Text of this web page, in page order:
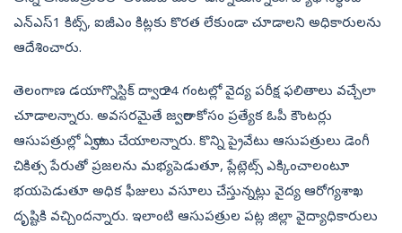
ఎన్‌ఎస్‌1 కిట్స్, ఐజీఎం కిట్లకు కొరత లేకుండా చూడాలని అధికారులను
ఆదేశించారు.
తెలంగాణ డయాగ్నొస్టిక్‌ ద్వారా 24 గంటల్లో వైద్య పరీక్ష ఫలితాలు వచ్చేలా
చూడాలన్నారు. అవసరమైతే జ్వరాల కోసం ప్రత్యేక ఓపీ కౌంటర్లు
ఆసుపత్రుల్లో ఏర్పాటు చేయాలన్నారు. కొన్ని ప్రైవేటు ఆసుపత్రులు డెంగీ
చికిత్స పేరుతో ప్రజలను మభ్యపెడుతూ, ప్లేట్లెట్స్‌ ఎక్కించాలంటూ
భయపెడుతూ అధిక ఫీజులు వసూలు చేస్తున్నట్లు వైద్య ఆరోగ్యశాఖ
దృష్టికి వచ్చిందన్నారు. ఇలాంటి ఆసుపత్రుల పట్ల జిల్లా వైద్యాధికారులు